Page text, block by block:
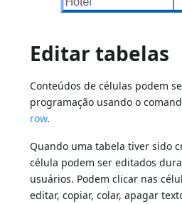
Editar tabelas
Conteúdos de células podem
programação usando o
row.
Quando uma tabela tiver sido
célula podem ser editados
usuários. Podem clicar nas
editar, copiar, colar, apagar